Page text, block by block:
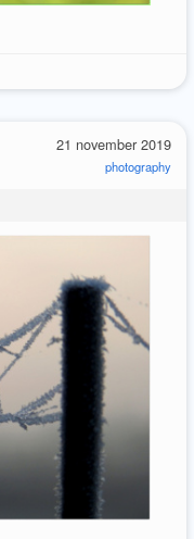
21 november 2019
photography